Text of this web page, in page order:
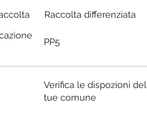
Raccolta differenziata
PP5
Verifica le dispozioni del
tue comune